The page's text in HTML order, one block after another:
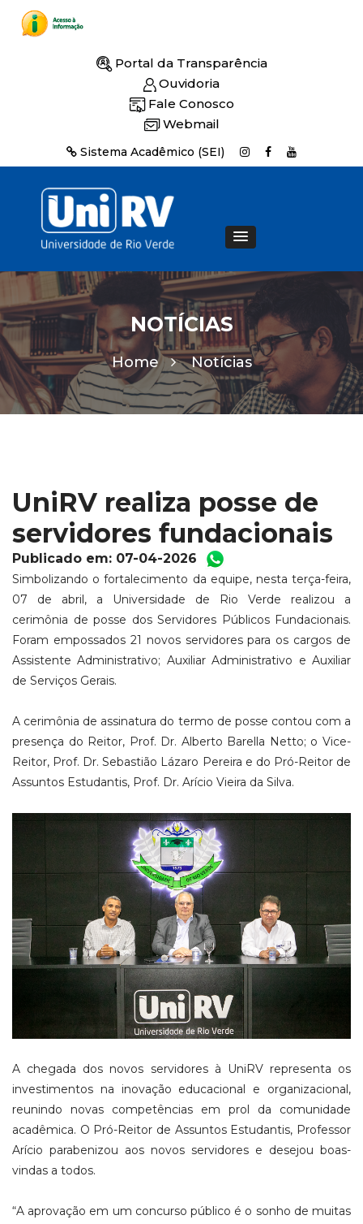
Portal da Transparência
Ouvidoria
Fale Conosco
Webmail
Sistema Acadêmico (SEI)
NOTÍCIAS
Home Notícias
UniRV realiza posse de
servidores fundacionais
Publicado em: 07-04-2026
Simbolizando o fortalecimento da equipe, nesta terça-feira,
07 de abril, a Universidade de Rio Verde realizou a
cerimônia de posse dos Servidores Públicos Fundacionais.
Foram empossados 21 novos servidores para os cargos de
Assistente Administrativo; Auxiliar Administrativo e Auxiliar
de Serviços Gerais.
A cerimônia de assinatura do termo de posse contou com a
presença do Reitor, Prof. Dr. Alberto Barella Netto; o Vice-
Reitor, Prof. Dr. Sebastião Lázaro Pereira e do Pró-Reitor de
Assuntos Estudantis, Prof. Dr. Arício Vieira da Silva.
A chegada dos novos servidores à UniRV representa os
investimentos na inovação educacional e organizacional,
reunindo novas competências em prol da comunidade
acadêmica. O Pró-Reitor de Assuntos Estudantis, Professor
Arício parabenizou aos novos servidores e desejou boas-
vindas a todos.
“A aprovação em um concurso público é o sonho de muitas